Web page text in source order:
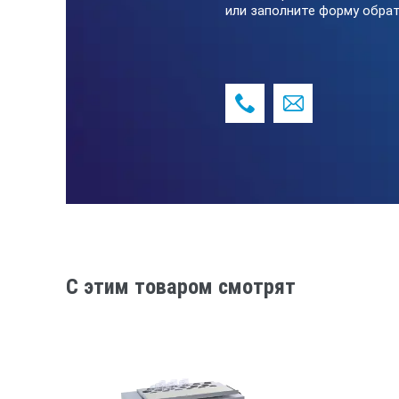
Время нагрева до
Принудительная
Габаритные размеры,
Объем рабочей камеры,
или заполните форму
C этим товаром смотрят